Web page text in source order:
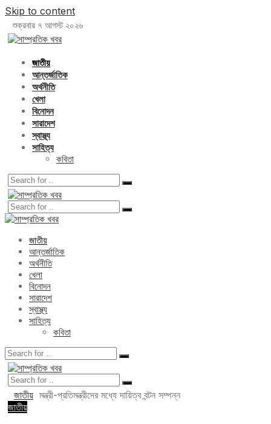
Skip to content
শুক্রবার ৭ আগস্ট ২০২৬
জাতীয়
আন্তর্জাতিক
অর্থনীতি
খেলা
বিনোদন
সারাদেশ
স্বাস্থ্য
সাহিত্য
কবিতা
জাতীয়
আন্তর্জাতিক
অর্থনীতি
খেলা
বিনোদন
সারাদেশ
স্বাস্থ্য
সাহিত্য
কবিতা
জাতীয় মন্ত্রী-প্রতিমন্ত্রীদের মধ্যে দায়িত্ব বন্টন সম্পন্ন
জাতীয়